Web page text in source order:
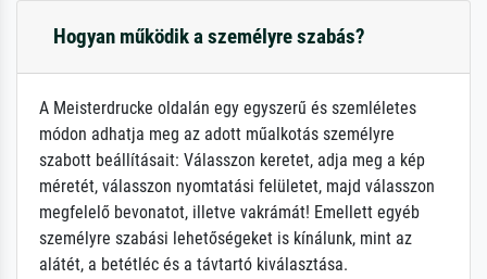
Hogyan működik a személyre szabás?
A Meisterdrucke oldalán egy egyszerű és szemléletes
módon adhatja meg az adott műalkotás személyre
szabott beállításait: Válasszon keretet, adja meg a kép
méretét, válasszon nyomtatási felületet, majd válasszon
megfelelő bevonatot, illetve vakrámát! Emellett egyéb
személyre szabási lehetőségeket is kínálunk, mint az
alátét, a betétléc és a távtartó kiválasztása.